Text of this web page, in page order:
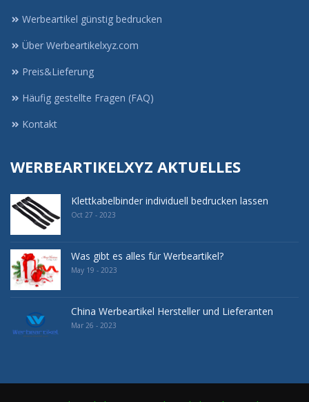
Werbeartikel günstig bedrucken
Über Werbeartikelxyz.com
Preis&Lieferung
Häufig gestellte Fragen (FAQ)
Kontakt
WERBEARTIKELXYZ AKTUELLES
Klettkabelbinder individuell bedrucken lassen
Oct 27 - 2023
Was gibt es alles für Werbeartikel?
May 19 - 2023
China Werbeartikel Hersteller und Lieferanten
Mar 26 - 2023